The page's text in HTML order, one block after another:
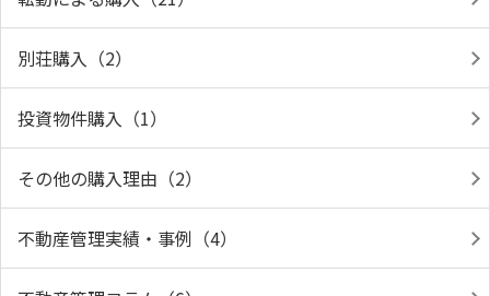
別荘購入（2）
投資物件購入（1）
その他の購入理由（2）
不動産管理実績・事例（4）